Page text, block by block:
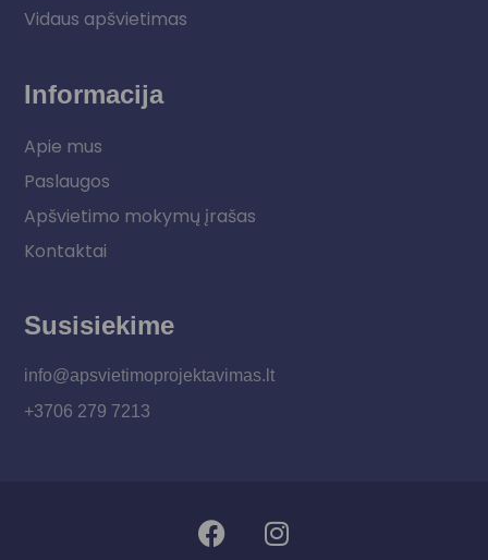
Vidaus apšvietimas
Informacija
Apie mus
Paslaugos
Apšvietimo mokymų įrašas
Kontaktai
Susisiekime
info@apsvietimoprojektavimas.lt
+3706 279 7213